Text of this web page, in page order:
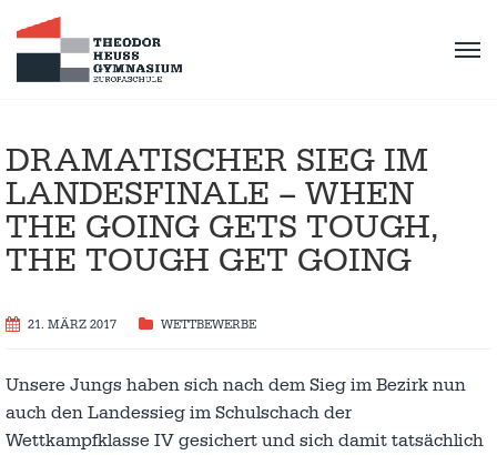
DRAMATISCHER SIEG IM
LANDESFINALE – WHEN
THE GOING GETS TOUGH,
THE TOUGH GET GOING
21. MÄRZ 2017 WETTBEWERBE
Unsere Jungs haben sich nach dem Sieg im Bezirk nun
auch den Landessieg im Schulschach der
Wettkampfklasse IV gesichert und sich damit tatsächlich